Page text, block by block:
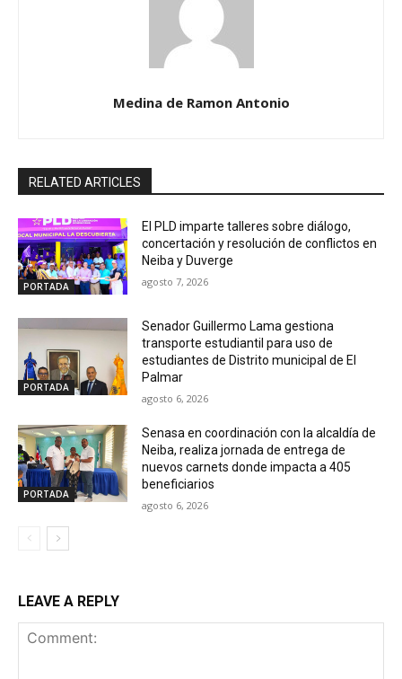
Medina de Ramon Antonio
RELATED ARTICLES
PORTADA
El PLD imparte talleres sobre diálogo,
concertación y resolución de conflictos en
Neiba y Duverge
agosto 7, 2026
PORTADA
Senador Guillermo Lama gestiona
transporte estudiantil para uso de
estudiantes de Distrito municipal de El
Palmar
agosto 6, 2026
PORTADA
Senasa en coordinación con la alcaldía de
Neiba, realiza jornada de entrega de
nuevos carnets donde impacta a 405
beneficiarios
agosto 6, 2026
LEAVE A REPLY